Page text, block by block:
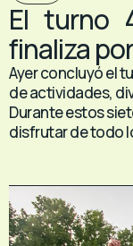
El turno
finaliza
Ayer concluyó el
de actividades,
Durante estos
disfrutar de todo